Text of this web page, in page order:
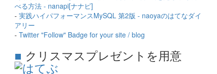
べる方法 - nanapi[ナナピ]
- 実践ハイパフォーマンスMySQL 第2版 - naoyaのはてなダイ
アリー
- Twitter "Follow" Badge for your site / blog
■ クリスマスプレゼントを用意